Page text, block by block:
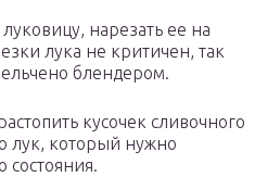
нарезать ее на
лука не критичен, так
блендером.
кусочек сливочного
лук, который нужно
состояния.